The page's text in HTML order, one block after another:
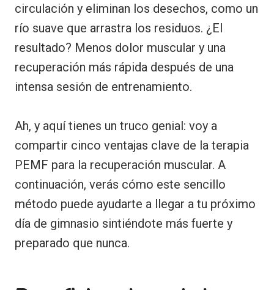
circulación y eliminan los desechos, como un
río suave que arrastra los residuos. ¿El
resultado? Menos dolor muscular y una
recuperación más rápida después de una
intensa sesión de entrenamiento.
Ah, y aquí tienes un truco genial: voy a
compartir cinco ventajas clave de la terapia
PEMF para la recuperación muscular. A
continuación, verás cómo este sencillo
método puede ayudarte a llegar a tu próximo
día de gimnasio sintiéndote más fuerte y
preparado que nunca.